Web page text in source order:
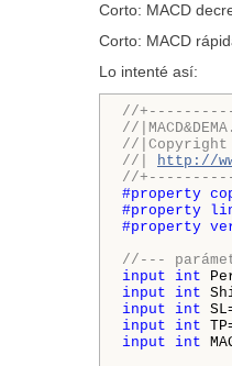
Corto: MACD
Corto: MACD
Lo intenté así:
//
//
//|Copyright
//| http://
//
#property
#property
//---
input
int
input
int
input
int
input
int
input
int